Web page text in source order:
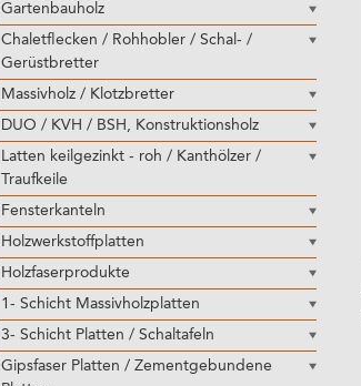
Gartenbauholz
Chaletflecken / Rohhobler / Schal- /
Gerüstbretter
Massivholz / Klotzbretter
DUO / KVH / BSH, Konstruktionsholz
Latten keilgezinkt - roh / Kanthölzer /
Traufkeile
Fensterkanteln
Holzwerkstoffplatten
Holzfaserprodukte
1- Schicht Massivholzplatten
3- Schicht Platten / Schaltafeln
Gipsfaser Platten / Zementgebundene